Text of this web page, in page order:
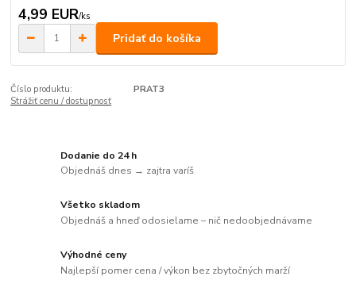
4,99 EUR/ks
Pridať do košíka
Číslo produktu:
PRAT3
Strážiť cenu / dostupnosť
Dodanie do 24 h
Objednáš dnes → zajtra varíš
Všetko skladom
Objednáš a hneď odosielame – nič nedoobjednávame
Výhodné ceny
Najlepší pomer cena / výkon bez zbytočných marží